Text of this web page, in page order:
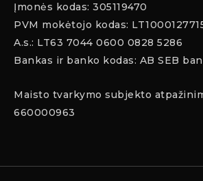
Įmonės kodas: 305119470
PVM mokėtojo kodas:
A.s.: LT63 7044 0600 0828 5286
Bankas ir banko kodas: AB SEB
Maisto tvarkymo subjekto
660000963